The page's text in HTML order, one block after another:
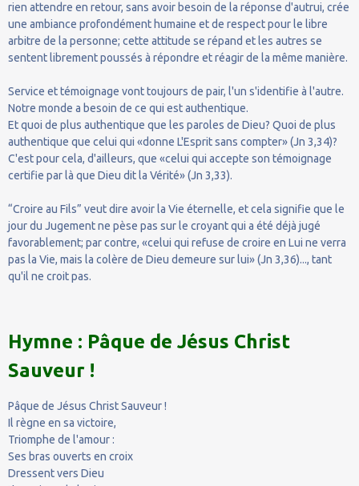
rien attendre en retour, sans avoir besoin de la réponse d'autrui, crée
une ambiance profondément humaine et de respect pour le libre
arbitre de la personne; cette attitude se répand et les autres se
sentent librement poussés à répondre et réagir de la même manière.
Service et témoignage vont toujours de pair, l'un s'identifie à l'autre.
Notre monde a besoin de ce qui est authentique.
Et quoi de plus authentique que les paroles de Dieu? Quoi de plus
authentique que celui qui «donne L'Esprit sans compter» (Jn 3,34)?
C'est pour cela, d'ailleurs, que «celui qui accepte son témoignage
certifie par là que Dieu dit la Vérité» (Jn 3,33).
“Croire au Fils” veut dire avoir la Vie éternelle, et cela signifie que le
jour du Jugement ne pèse pas sur le croyant qui a été déjà jugé
favorablement; par contre, «celui qui refuse de croire en Lui ne verra
pas la Vie, mais la colère de Dieu demeure sur lui» (Jn 3,36)..., tant
qu'il ne croit pas.
Hymne : Pâque de Jésus Christ
Sauveur !
Pâque de Jésus Christ Sauveur !
Il règne en sa victoire,
Triomphe de l'amour :
Ses bras ouverts en croix
Dressent vers Dieu